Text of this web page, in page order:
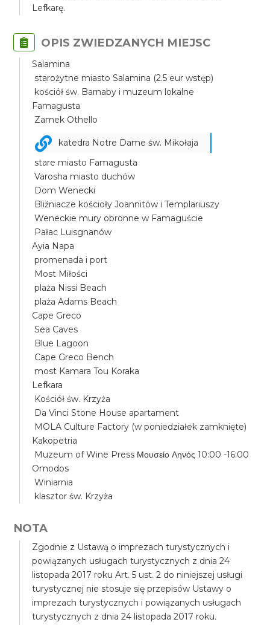
Lefkarę.
OPIS ZWIEDZANYCH MIEJSC
Salamina
starożytne miasto Salamina (2.5 eur wstęp)
kościół św. Barnaby i muzeum lokalne
Famagusta
Zamek Othello
katedra Notre Dame św. Mikołaja
stare miasto Famagusta
Varosha miasto duchów
Dom Wenecki
Bliźniacze kościoły Joannitów i Templariuszy
Weneckie mury obronne w Famaguście
Pałac Luisgnanów
Ayia Napa
promenada i port
Most Miłości
plaża Nissi Beach
plaża Adams Beach
Cape Greco
Sea Caves
Blue Lagoon
Cape Greco Bench
most Kamara Tou Koraka
Lefkara
Kościół św. Krzyża
Da Vinci Stone House apartament
MOLA Culture Factory (w poniedziałek zamknięte)
Kakopetria
Muzeum of Wine Press Μουσείο Ληνός 10:00 -16:00
Omodos
Winiarnia
klasztor św. Krzyża
NOTA
Zgodnie z Ustawą o imprezach turystycznych i
powiązanych usługach turystycznych z dnia 24
listopada 2017 roku Art. 5 ust. 2 do niniejszej usługi
turystycznej nie stosuje się przepisów Ustawy o
imprezach turystycznych i powiązanych usługach
turystycznych z dnia 24 listopada 2017 roku.